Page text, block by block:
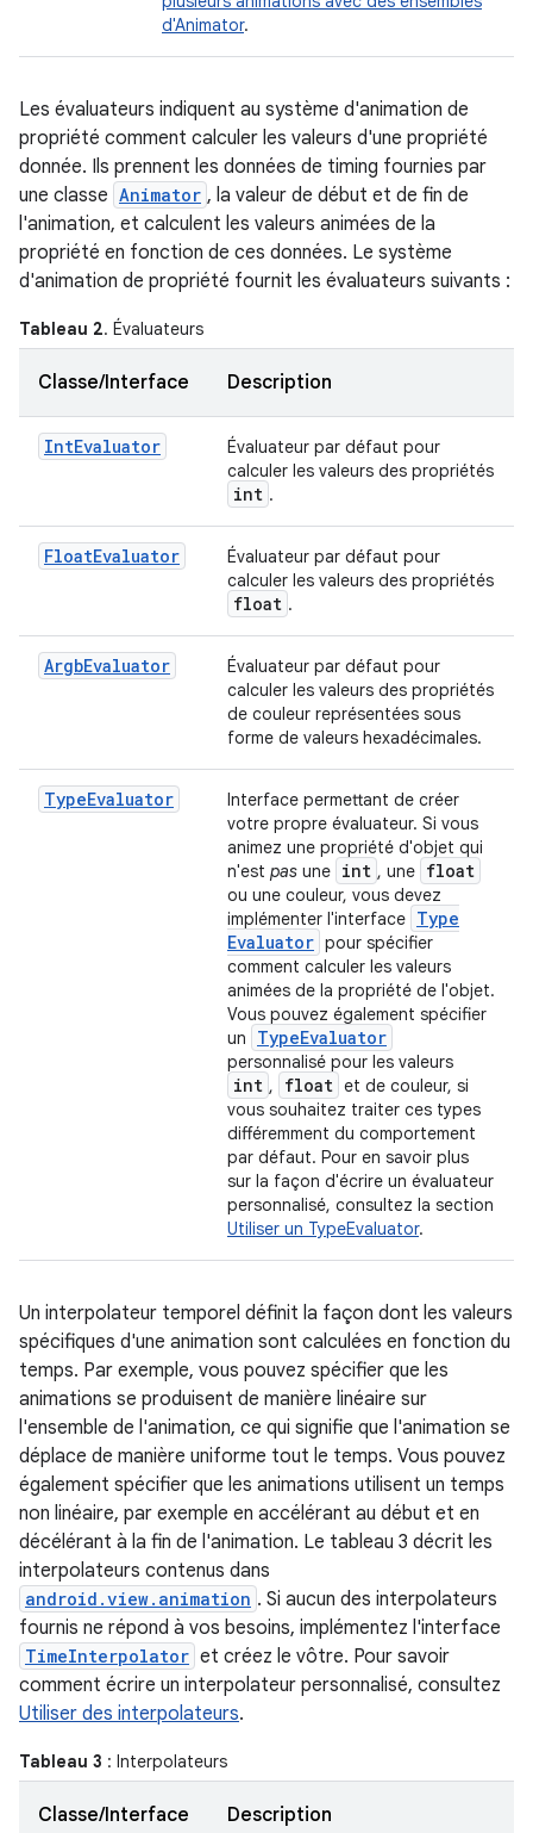
d'Animator.
Les évaluateurs indiquent au système d'animation de
propriété comment calculer les valeurs d'une propriété
donnée. Ils prennent les données de timing fournies par
une classe Animator , la valeur de début et de fin de
l'animation, et calculent les valeurs animées de la
propriété en fonction de ces données. Le système
d'animation de propriété fournit les évaluateurs suivants :
Tableau 2. Évaluateurs
Classe/Interface Description
IntEvaluator
Évaluateur par défaut pour
calculer les valeurs des propriétés
int .
FloatEvaluator
Évaluateur par défaut pour
calculer les valeurs des propriétés
float .
ArgbEvaluator
Évaluateur par défaut pour
calculer les valeurs des propriétés
de couleur représentées sous
forme de valeurs hexadécimales.
TypeEvaluator
Interface permettant de créer
votre propre évaluateur. Si vous
animez une propriété d'objet qui
n'est pas une int , une float
ou une couleur, vous devez
implémenter l'interface Type
Evaluator pour spécifier
comment calculer les valeurs
animées de la propriété de l'objet.
Vous pouvez également spécifier
un
TypeEvaluator
personnalisé pour les valeurs
int , float et de couleur, si
vous souhaitez traiter ces types
différemment du comportement
par défaut. Pour en savoir plus
sur la façon d'écrire un évaluateur
personnalisé, consultez la section
Utiliser un TypeEvaluator.
Un interpolateur temporel définit la façon dont les valeurs
spécifiques d'une animation sont calculées en fonction du
temps. Par exemple, vous pouvez spécifier que les
animations se produisent de manière linéaire sur
l'ensemble de l'animation, ce qui signifie que l'animation se
déplace de manière uniforme tout le temps. Vous pouvez
également spécifier que les animations utilisent un temps
non linéaire, par exemple en accélérant au début et en
décélérant à la fin de l'animation. Le tableau 3 décrit les
interpolateurs contenus dans
android.view.animation . Si aucun des interpolateurs
fournis ne répond à vos besoins, implémentez l'interface
TimeInterpolator et créez le vôtre. Pour savoir
comment écrire un interpolateur personnalisé, consultez
Utiliser des interpolateurs.
Tableau 3 : Interpolateurs
Classe/Interface Description